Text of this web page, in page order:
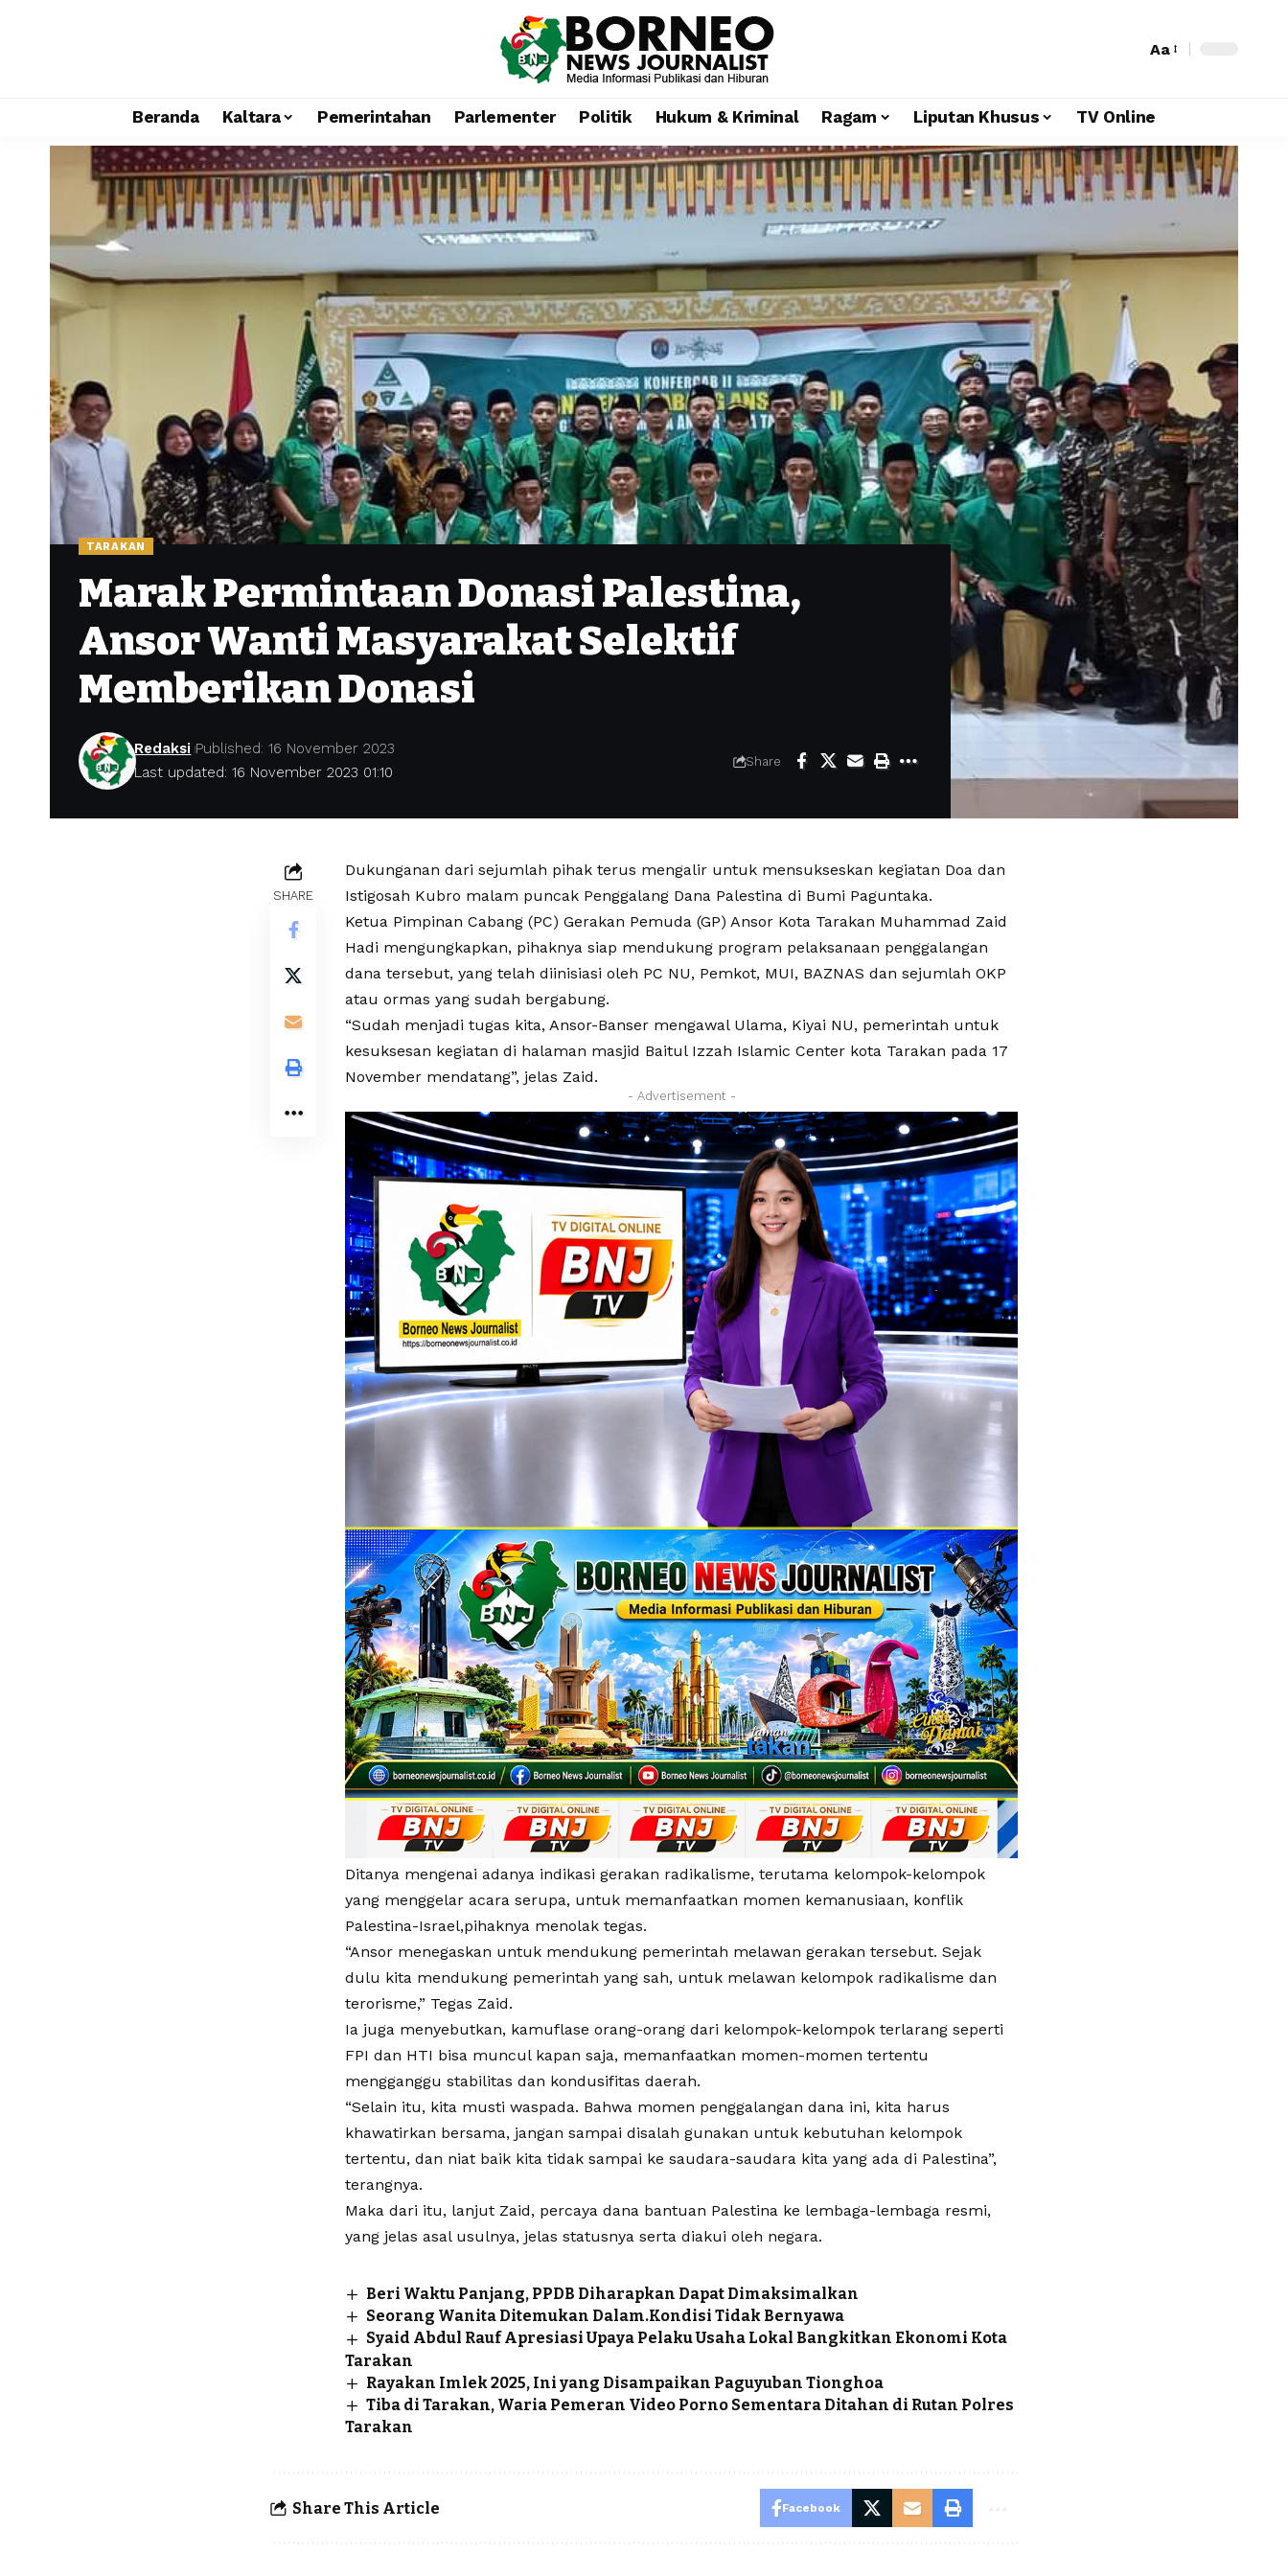
Aa
Beranda Kaltara Pemerintahan Parlementer Politik Hukum & Kriminal Ragam Liputan Khusus TV Online
TARAKAN
Marak Permintaan Donasi Palestina,
Ansor Wanti Masyarakat Selektif
Memberikan Donasi
Last updated: 16 November 2023 01:10
Redaksi Published: 16 November 2023
Share
SHARE
Dukunganan dari sejumlah pihak terus mengalir untuk mensukseskan kegiatan Doa dan
Istigosah Kubro malam puncak Penggalang Dana Palestina di Bumi Paguntaka.
Ketua Pimpinan Cabang (PC) Gerakan Pemuda (GP) Ansor Kota Tarakan Muhammad Zaid
Hadi mengungkapkan, pihaknya siap mendukung program pelaksanaan penggalangan
dana tersebut, yang telah diinisiasi oleh PC NU, Pemkot, MUI, BAZNAS dan sejumlah OKP
atau ormas yang sudah bergabung.
“Sudah menjadi tugas kita, Ansor-Banser mengawal Ulama, Kiyai NU, pemerintah untuk
kesuksesan kegiatan di halaman masjid Baitul Izzah Islamic Center kota Tarakan pada 17
November mendatang”, jelas Zaid.
- Advertisement -
Ditanya mengenai adanya indikasi gerakan radikalisme, terutama kelompok-kelompok
yang menggelar acara serupa, untuk memanfaatkan momen kemanusiaan, konflik
Palestina-Israel,pihaknya menolak tegas.
“Ansor menegaskan untuk mendukung pemerintah melawan gerakan tersebut. Sejak
dulu kita mendukung pemerintah yang sah, untuk melawan kelompok radikalisme dan
terorisme,” Tegas Zaid.
Ia juga menyebutkan, kamuflase orang-orang dari kelompok-kelompok terlarang seperti
FPI dan HTI bisa muncul kapan saja, memanfaatkan momen-momen tertentu
mengganggu stabilitas dan kondusifitas daerah.
“Selain itu, kita musti waspada. Bahwa momen penggalangan dana ini, kita harus
khawatirkan bersama, jangan sampai disalah gunakan untuk kebutuhan kelompok
tertentu, dan niat baik kita tidak sampai ke saudara-saudara kita yang ada di Palestina”,
terangnya.
Maka dari itu, lanjut Zaid, percaya dana bantuan Palestina ke lembaga-lembaga resmi,
yang jelas asal usulnya, jelas statusnya serta diakui oleh negara.
Beri Waktu Panjang, PPDB Diharapkan Dapat Dimaksimalkan
Seorang Wanita Ditemukan Dalam.Kondisi Tidak Bernyawa
Syaid Abdul Rauf Apresiasi Upaya Pelaku Usaha Lokal Bangkitkan Ekonomi Kota
Tarakan
Rayakan Imlek 2025, Ini yang Disampaikan Paguyuban Tionghoa
Tiba di Tarakan, Waria Pemeran Video Porno Sementara Ditahan di Rutan Polres
Tarakan
Share This Article Facebook